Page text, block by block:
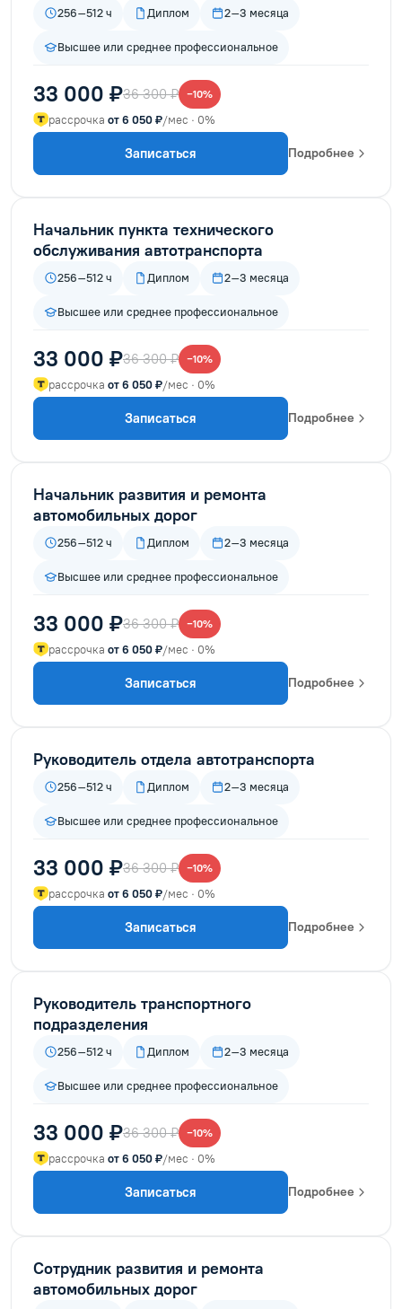
256–512 ч Диплом 2–3 месяца
Высшее или среднее профессиональное
33 000 ₽36 300 ₽ −10%
рассрочка от 6 050 ₽/мес · 0%
Записаться Подробнее
Начальник пункта технического
обслуживания автотранспорта
256–512 ч Диплом 2–3 месяца
Высшее или среднее профессиональное
33 000 ₽36 300 ₽ −10%
рассрочка от 6 050 ₽/мес · 0%
Записаться Подробнее
Начальник развития и ремонта
автомобильных дорог
256–512 ч Диплом 2–3 месяца
Высшее или среднее профессиональное
33 000 ₽36 300 ₽ −10%
рассрочка от 6 050 ₽/мес · 0%
Записаться Подробнее
Руководитель отдела автотранспорта
256–512 ч Диплом 2–3 месяца
Высшее или среднее профессиональное
33 000 ₽36 300 ₽ −10%
рассрочка от 6 050 ₽/мес · 0%
Записаться Подробнее
Руководитель транспортного
подразделения
256–512 ч Диплом 2–3 месяца
Высшее или среднее профессиональное
33 000 ₽36 300 ₽ −10%
рассрочка от 6 050 ₽/мес · 0%
Записаться Подробнее
Сотрудник развития и ремонта
автомобильных дорог